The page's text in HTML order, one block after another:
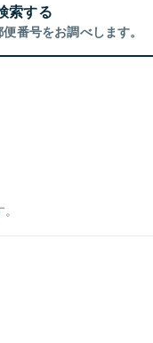
索する
番号をお調べします。